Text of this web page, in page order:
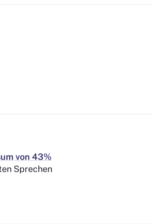
von 43%
Sprechen